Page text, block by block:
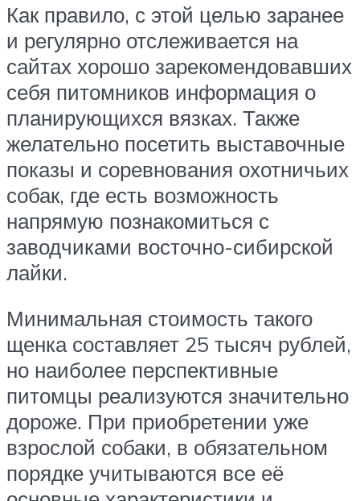
Как правило, с этой целью заранее
и регулярно отслеживается на
сайтах хорошо зарекомендовавших
себя питомников информация о
планирующихся вязках. Также
желательно посетить выставочные
показы и соревнования охотничьих
собак, где есть возможность
напрямую познакомиться с
заводчиками восточно-сибирской
лайки.
Минимальная стоимость такого
щенка составляет 25 тысяч рублей,
но наиболее перспективные
питомцы реализуются значительно
дороже. При приобретении уже
взрослой собаки, в обязательном
порядке учитываются все её